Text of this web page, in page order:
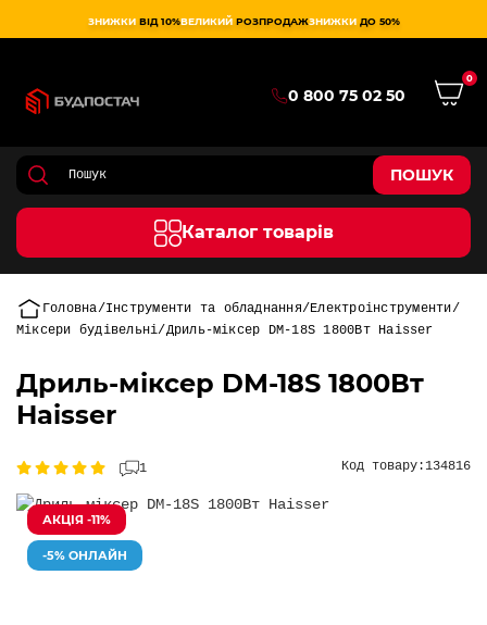
ЗНИЖКИ ВІД 10%ВЕЛИКИЙ РОЗПРОДАЖЗНИЖКИ ДО 50%
0 800 75 02 50
0
ПОШУК
Каталог товарів
Головна Інструменти та обладнання
Електроінструменти
Міксери будівельні Дриль-міксер DM-18S 1800Вт Haisser
Дриль-міксер DM-18S 1800Вт
Haisser
1 Код товару:134816
АКЦІЯ -11%
-5% ОНЛАЙН